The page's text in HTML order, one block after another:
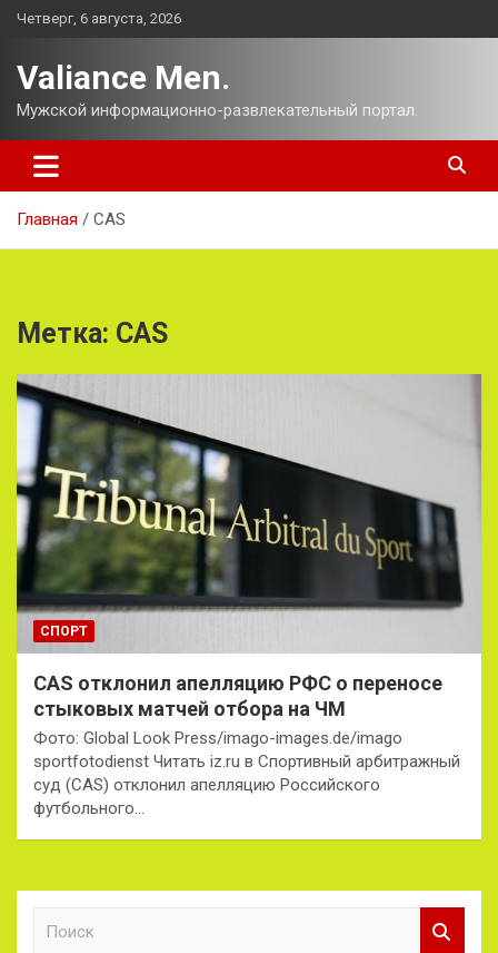
Перейти
Четверг, 6 августа, 2026
Valiance Men.
Мужской информационно-развлекательный портал.
Главная CAS
Метка: CAS
СПОРТ
CAS отклонил апелляцию РФС о переносе
стыковых матчей отбора на ЧМ
Фото: Global Look Press/imago-images.de/imago
sportfotodienst Читать iz.ru в Спортивный арбитражный
суд (CAS) отклонил апелляцию Российского
футбольного…